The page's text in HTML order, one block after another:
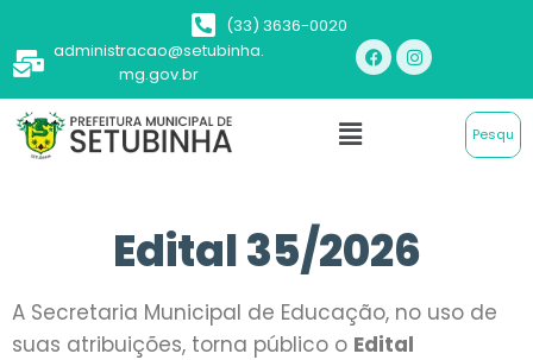
(33) 3636-0020
administracao@setubinha.
mg.gov.br
Edital 35/2026
A Secretaria Municipal de Educação, no uso de
suas atribuições, torna público o Edital